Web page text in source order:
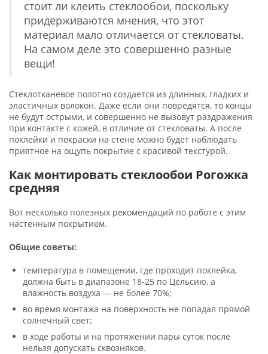
стоит ли клеить стеклообои, поскольку
придерживаются мнения, что этот
материал мало отличается от стекловаты.
На самом деле это совершенно разные
вещи!
Стеклотканевое полотно создается из длинных, гладких и
эластичных волокон. Даже если они повредятся, то концы
не будут острыми, и совершенно не вызовут раздражения
при контакте с кожей, в отличие от стекловаты. А после
поклейки и покраски на стене можно будет наблюдать
приятное на ощупь покрытие с красивой текстурой.
Как монтировать стеклообои Рогожка
средняя
Вот несколько полезных рекомендаций по работе с этим
настенным покрытием.
Общие советы:
температура в помещении, где проходит поклейка,
должна быть в диапазоне 18-25 по Цельсию, а
влажность воздуха — не более 70%;
во время монтажа на поверхность не попадал прямой
солнечный свет;
в ходе работы и на протяжении пары суток после
нельзя допускать сквозняков.